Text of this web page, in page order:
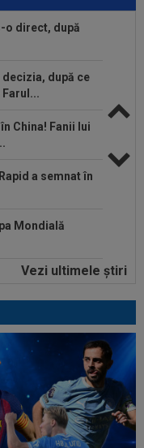
o direct, după
decizia, după ce
Farul...
China! Fanii lui
a semnat în
Mondială
Baiaram în
rutier
arestat...
atenția unei
o direct, după
Vezi ultimele ştiri